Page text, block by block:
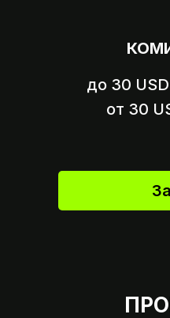
до 30
от 30
от
Пришлите